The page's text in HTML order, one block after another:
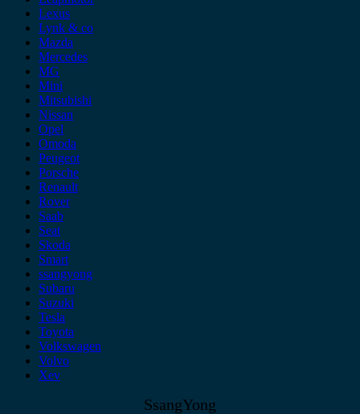
Lexus
Lynk & co
Mazda
Mercedes
MG
Mini
Mitsubishi
Nissan
Opel
Omoda
Peugeot
Porsche
Renault
Rover
Saab
Seat
Skoda
Smart
ssangyong
Subaru
Suzuki
Tesla
Toyota
Volkswagen
Volvo
Xev
SsangYong